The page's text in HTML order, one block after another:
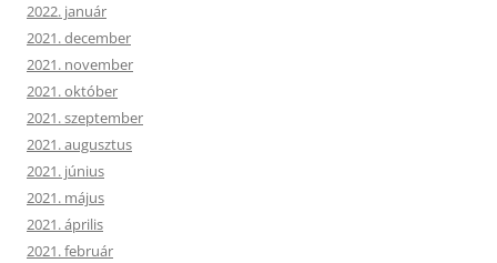
2022. január
2021. december
2021. november
2021. október
2021. szeptember
2021. augusztus
2021. június
2021. május
2021. április
2021. február